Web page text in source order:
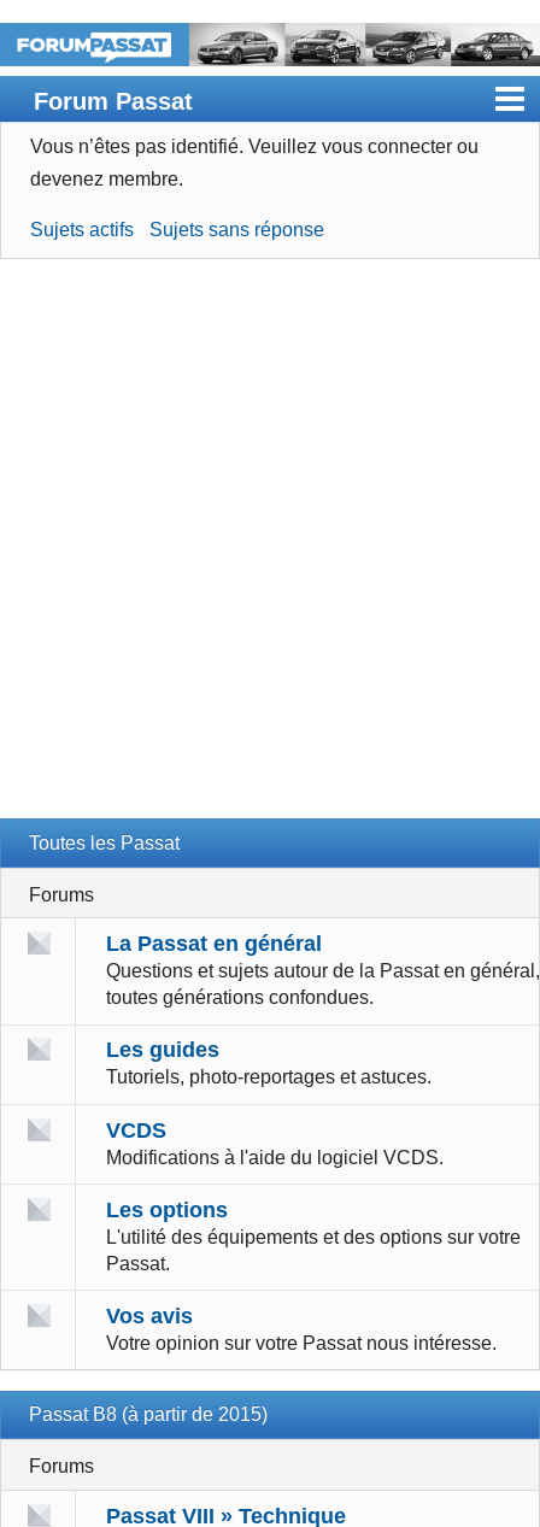
Forum Passat
Accueil
Devenir membre
Vous n’êtes pas identifié. Veuillez vous connecter ou
devenez membre.
Sujets actifs Sujets sans réponse
Toutes les Passat
Forums
La Passat en général
Questions et sujets autour de la Passat en général,
toutes générations confondues.
Les guides
Tutoriels, photo-reportages et astuces.
VCDS
Modifications à l'aide du logiciel VCDS.
Les options
L'utilité des équipements et des options sur votre
Passat.
Vos avis
Votre opinion sur votre Passat nous intéresse.
Passat B8 (à partir de 2015)
Forums
Passat VIII » Technique